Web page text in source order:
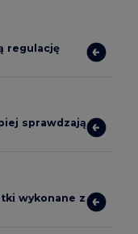
regulację
sprawdzają
wykonane z